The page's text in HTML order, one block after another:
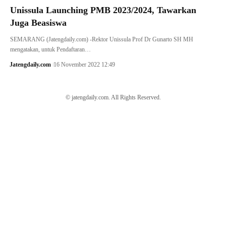
Unissula Launching PMB 2023/2024, Tawarkan
Juga Beasiswa
SEMARANG (Jatengdaily.com) -Rektor Unissula Prof Dr Gunarto SH MH
mengatakan, untuk Pendaftaran…
Jatengdaily.com 16 November 2022 12:49
© jatengdaily.com. All Rights Reserved.